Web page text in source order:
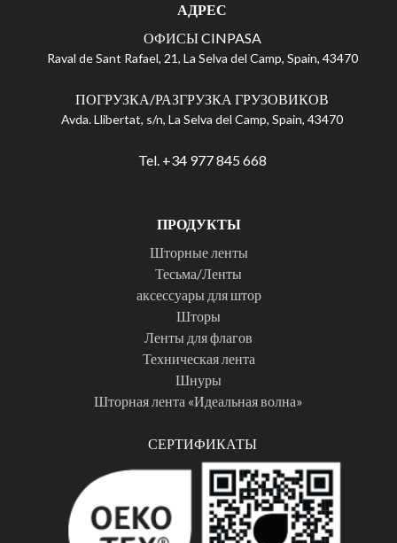
АДРЕС
ОФИСЫ CINPASA
Raval de Sant Rafael, 21, La Selva del Camp, Spain, 43470
ПОГРУЗКА/РАЗГРУЗКА ГРУЗОВИКОВ
Avda. Llibertat, s/n, La Selva del Camp, Spain, 43470
Tel. +34 977 845 668
ПРОДУКТЫ
Шторные ленты
Тесьма/Ленты
аксессуары для штор
Шторы
Ленты для флагов
Техническая лента
Шнуры
Шторная лента «Идеальная волна»
СЕРТИФИКАТЫ